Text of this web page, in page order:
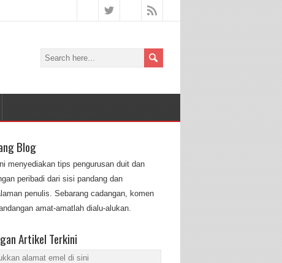
Blog
menyediakan tips pengurusan duit dan
peribadi dari sisi pandang dan
penulis. Sebarang cadangan, komen
amat-amatlah dialu-alukan.
Artikel Terkini